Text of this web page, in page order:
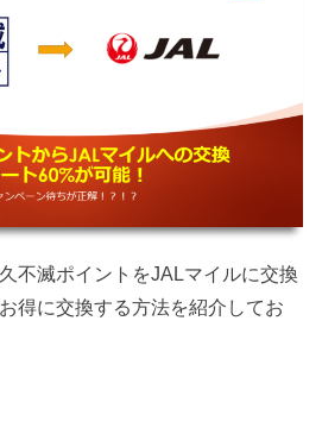
不滅ポイントをJALマイルに交換
得に交換する方法を紹介してお